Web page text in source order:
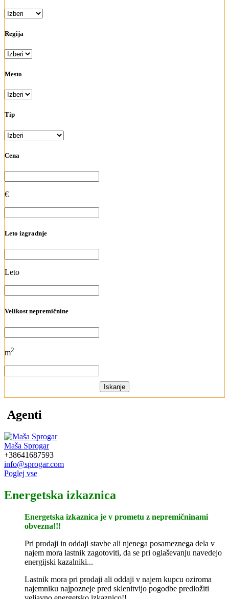
Regija
Mesto
Tip
Cena
€
Leto izgradnje
Leto
Velikost nepremičnine
m2
Iskanje
Agenti
Maša Sprogar
+38641687593
info@sprogar.com
Poglej vse
Energetska izkaznica
Energetska izkaznica je v prometu z nepremičninami
obvezna!!!
Pri prodaji in oddaji stavbe ali njenega posameznega dela v
najem mora lastnik zagotoviti, da se pri oglaševanju navedejo
energijski kazalniki...
Lastnik mora pri prodaji ali oddaji v najem kupcu oziroma
najemniku najpozneje pred sklenitvijo pogodbe predložiti